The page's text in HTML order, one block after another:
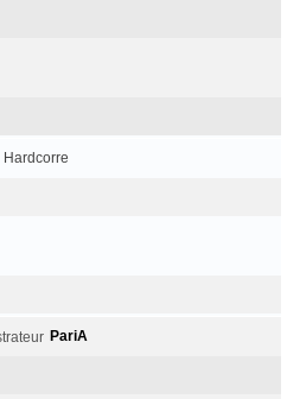
Hardcorre
PariA